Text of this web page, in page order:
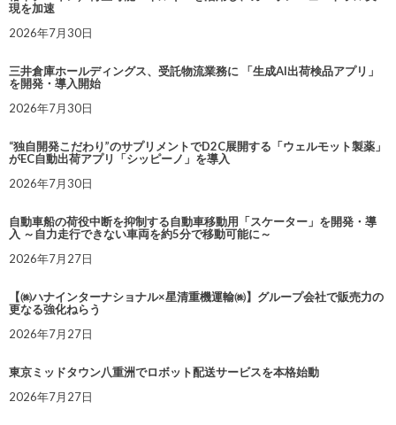
現を加速
2026年7月30日
三井倉庫ホールディングス、受託物流業務に 「生成AI出荷検品アプリ」
を開発・導入開始
2026年7月30日
“独自開発こだわり”のサプリメントでD2C展開する「ウェルモット製薬」
がEC自動出荷アプリ「シッピーノ」を導入
2026年7月30日
自動車船の荷役中断を抑制する自動車移動用「スケーター」を開発・導
入 ～自力走行できない車両を約5分で移動可能に～
2026年7月27日
【㈱ハナインターナショナル×星清重機運輸㈱】グループ会社で販売力の
更なる強化ねらう
2026年7月27日
東京ミッドタウン八重洲でロボット配送サービスを本格始動
2026年7月27日